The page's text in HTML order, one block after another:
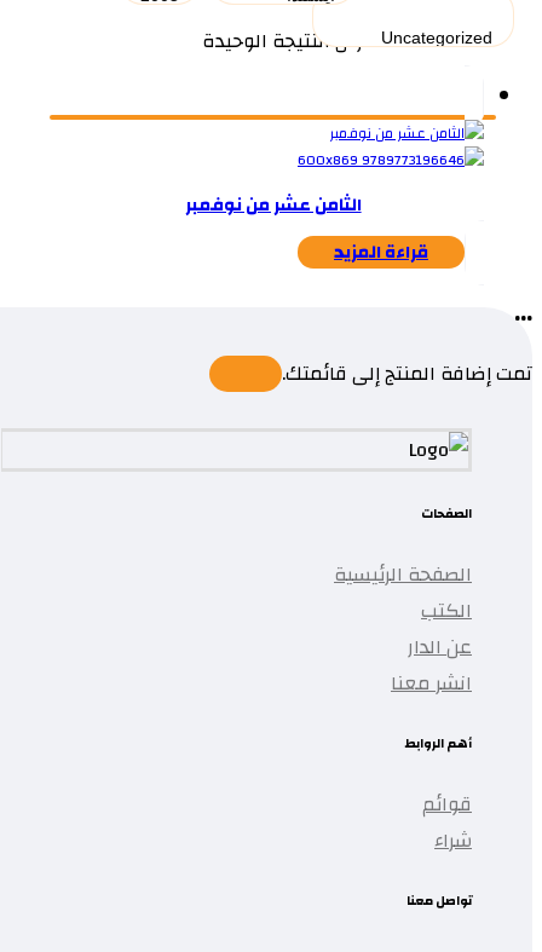
عرض النتيجة الوحيدة
الثامن عشر من نوفمبر
قراءة المزيد
...
تمت إضافة المنتج إلى قائمتك.
الصفحات
الصفحة الرئيسية
الكتب
عن الدار
انشر معنا
أهم الروابط
قوائم
شراء
تواصل معنا